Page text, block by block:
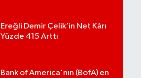
Ereğli Demir Çelik’in Net Kârı
Yüzde 415 Arttı
Bank of America'nın (BofA) en